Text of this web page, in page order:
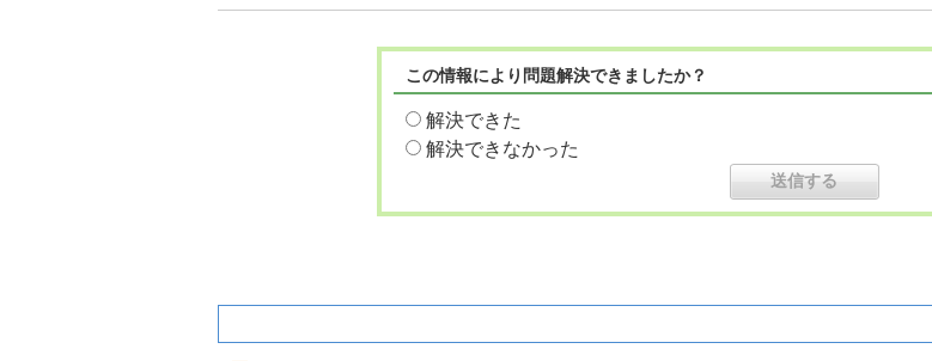
この情報により問題解決できましたか？
解決できた
解決できなかった